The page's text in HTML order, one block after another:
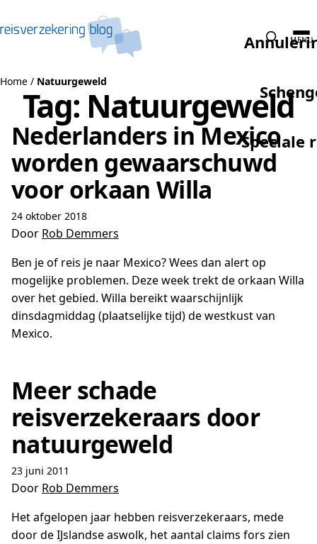
Speciale
MENU
Home / Natuurgeweld
Tag: Natuurgeweld
Nederlanders in Mexico
worden gewaarschuwd
voor orkaan Willa
24 oktober 2018
Door Rob Demmers
Ben je of reis je naar Mexico? Wees dan alert op
mogelijke problemen. Deze week trekt de orkaan Willa
over het gebied. Willa bereikt waarschijnlijk
dinsdagmiddag (plaatselijke tijd) de westkust van
Mexico.
Meer schade
reisverzekeraars door
natuurgeweld
23 juni 2011
Door Rob Demmers
Het afgelopen jaar hebben reisverzekeraars, mede
door de IJslandse aswolk, het aantal claims fors zien